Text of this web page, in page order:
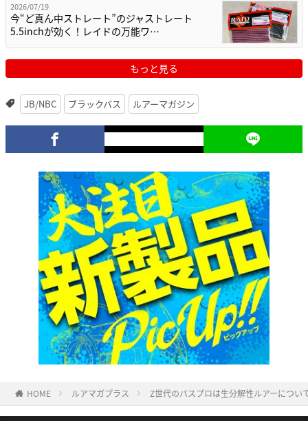
2026/07/19
今“ど真ん中ストレート”のジャストレート
5.5inchが効く！レイドの万能ワ…
もっと見る
JB/NBC ブラックバス ルアーマガジン
HOME ルアマガプラス Z世代のバスプロは生分解性ルアーにつ